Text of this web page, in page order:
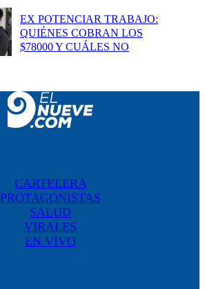
EX POTENCIAR TRABAJO:
QUIÉNES COBRAN LOS
$78000 Y CUÁLES NO
CARTELERA
PROTAGONISTAS
SALUD
VIRALES
EN VIVO